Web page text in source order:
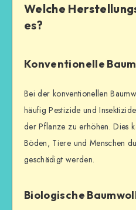
Welche
es?
Konventionelle
Bei der konventionellen
häufig Pestizide und
der Pflanze zu erhöhen. Dies
Böden, Tiere und Menschen
geschädigt werden.
Biologische